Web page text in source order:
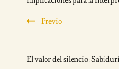
Previo
El valor del silencio: